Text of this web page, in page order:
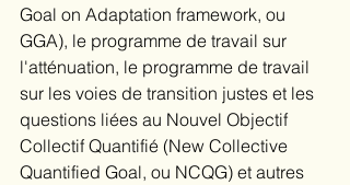
Goal on Adaptation framework, ou
GGA), le programme de travail sur
l'atténuation, le programme de travail
sur les voies de transition justes et les
questions liées au Nouvel Objectif
Collectif Quantifié (New Collective
Quantified Goal, ou NCQG) et autres